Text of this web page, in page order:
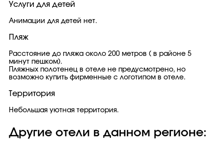
Услуги для детей
Анимации для детей нет.
Пляж
Расстояние до пляжа около 200 метров ( в районе 5
минут пешком).
Пляжных полотенец в отеле не предусмотрено, но
возможно купить фирменные с логотипом в отеле.
Территория
Небольшая уютная территория.
Другие отели в данном регионе: